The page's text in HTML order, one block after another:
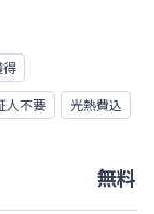
得
人不要 光熱費込
無料